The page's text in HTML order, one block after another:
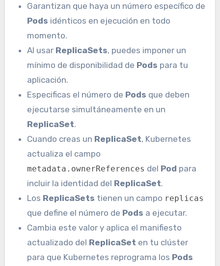
Garantizan que haya un número específico de
Pods idénticos en ejecución en todo
momento.
Al usar ReplicaSets, puedes imponer un
mínimo de disponibilidad de Pods para tu
aplicación.
Especificas el número de Pods que deben
ejecutarse simultáneamente en un
ReplicaSet.
Cuando creas un ReplicaSet, Kubernetes
actualiza el campo
metadata.ownerReferences del Pod para
incluir la identidad del ReplicaSet.
Los ReplicaSets tienen un campo replicas
que define el número de Pods a ejecutar.
Cambia este valor y aplica el manifiesto
actualizado del ReplicaSet en tu clúster
para que Kubernetes reprograma los Pods